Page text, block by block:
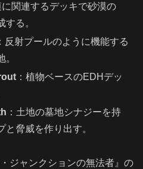
に関連するデッキで砂漠の
する。
：反射プールのように機能する
。
：植物ベースのEDHデッ
：土地の墓地シナジーを持
と脅威を作り出す。
ジャンクションの無法者』の